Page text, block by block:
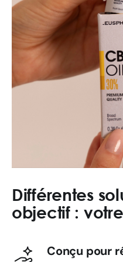
Différentes
objectif :
Conçu pour